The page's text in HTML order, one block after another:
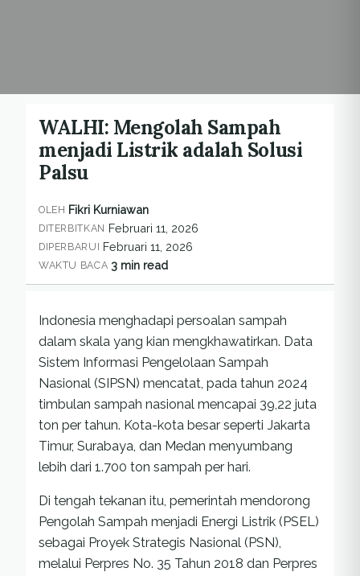
WALHI: Mengolah Sampah
menjadi Listrik adalah Solusi
Palsu
OLEH Fikri Kurniawan
DITERBITKAN Februari 11, 2026
DIPERBARUI Februari 11, 2026
WAKTU BACA 3 min read
Indonesia menghadapi persoalan sampah
dalam skala yang kian mengkhawatirkan. Data
Sistem Informasi Pengelolaan Sampah
Nasional (SIPSN) mencatat, pada tahun 2024
timbulan sampah nasional mencapai 39,22 juta
ton per tahun. Kota-kota besar seperti Jakarta
Timur, Surabaya, dan Medan menyumbang
lebih dari 1.700 ton sampah per hari.
Di tengah tekanan itu, pemerintah mendorong
Pengolah Sampah menjadi Energi Listrik (PSEL)
sebagai Proyek Strategis Nasional (PSN),
melalui Perpres No. 35 Tahun 2018 dan Perpres